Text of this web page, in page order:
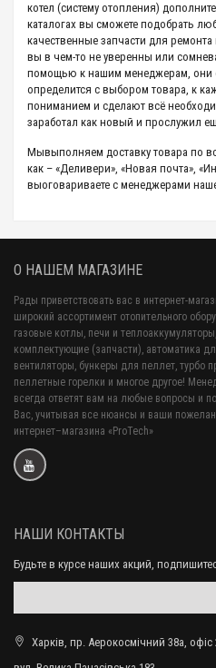
котел (систему отопления)
каталогах вы сможете подобрать
качественные запчасти для
вы в чем-то не уверенны или
помощью к нашим менеджерам, они
определится с выбором товара, к
пониманием и сделают всё
заработал как новый и прослужил
Мывыполняем доставку товара по
как – «Деливери», «Новая почта»,
выоговариваете с менеджерами
О НАШЕМ МАГАЗИНЕ
Рады приветствовать вас в интернет-
широкий ассортимент отопительного
газовые котлы, печи и
комплектующие (запчасти), автоматика
вентиляторы, бункеры для пеллет, турбо
пеллетные горелки и многое другое!
всегда ответят вам на любые вопросы и
Вас, учитывая все нюансы и ваши
интернет–магазина «ProTech»
НАШИ КОНТАКТЫ
Будьте в курсе наших акций,
Харків, пр. Аерокосмічний 38а, офіс